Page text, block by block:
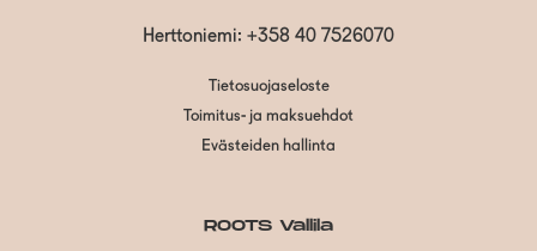
Herttoniemi: +358 40 7526070
Tietosuojaseloste
Toimitus- ja maksuehdot
Evästeiden hallinta
ROOTS Vallila